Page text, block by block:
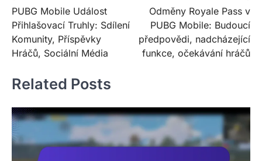
navigation
PUBG Mobile Událost
Přihlašovací Truhly: Sdílení
Komunity, Příspěvky
Hráčů, Sociální Média
Odměny Royale Pass v
PUBG Mobile: Budoucí
předpovědi, nadcházející
funkce, očekávání hráčů
Related Posts